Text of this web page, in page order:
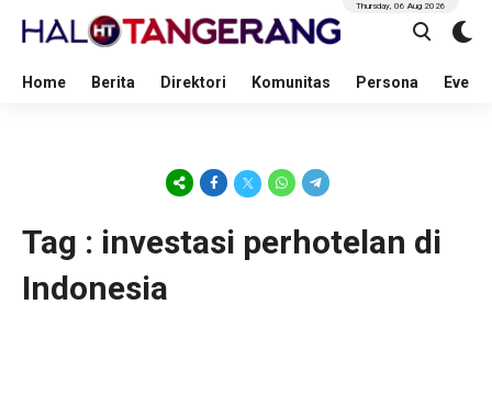
Home Berita Direktori Komunitas Persona Event
Thursday, 06 Aug 2026
Tag : investasi perhotelan di
Indonesia